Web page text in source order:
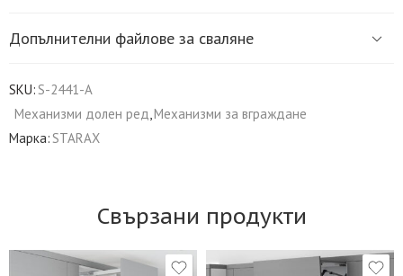
Допълнителни файлове за сваляне
SKU:S-2441-A
Механизми долен ред,Механизми за вграждане
Марка:STARAX
Свързани продукти